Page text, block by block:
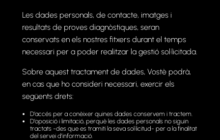
Les dades personals, de contacte, imatges i
resultats de proves diagnòstiques, seran
conservats en els nostres fitxers durant el temps
necessari per a poder realitzar la gestió sol·licitada.
Sobre aquest tractament de dades, Vostè podrà,
en cas que ho consideri necessari, exercir els
següents drets:
D’accés per a conèixer quines dades conservem i tractem.
D’oposició i limitació, perquè les dades personals no siguin
tractats -des que es tramiti la seva sol·licitud- per a la finalitat
del servei d’informació.